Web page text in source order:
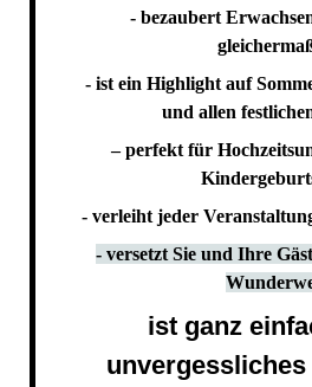
- bezaubert
- ist ein Highlight auf
und allen
– perfekt für
- verleiht jeder
- versetzt Sie und Ihre
ist ganz